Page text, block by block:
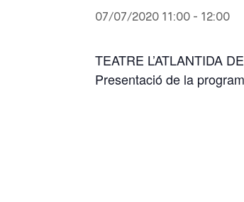
07/07/2020 11:00 - 12:00
TEATRE L’ATLANTIDA
Presentació de la